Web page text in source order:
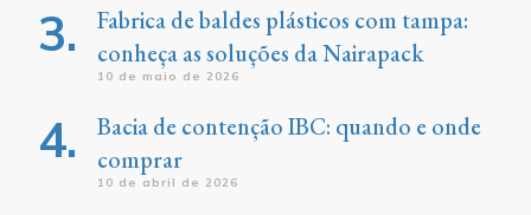
Fabrica de baldes plásticos com tampa:
conheça as soluções da Nairapack
10 de maio de 2026
Bacia de contenção IBC: quando e onde
comprar
10 de abril de 2026